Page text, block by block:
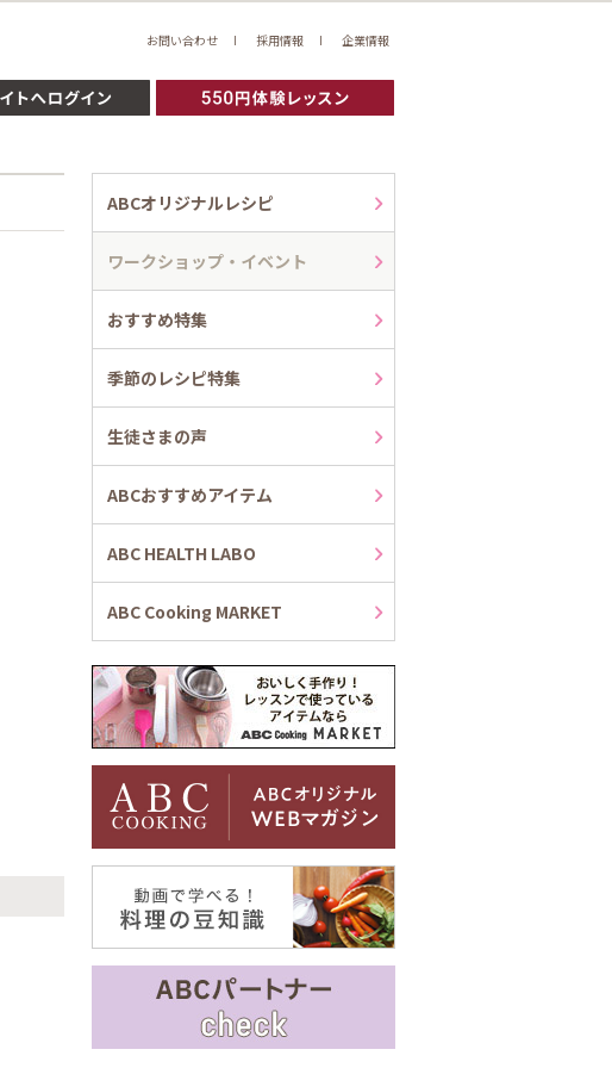
お問い合わせ 採用情報 企業情報
ABCオリジナルレシピ
ワークショップ・イベント
おすすめ特集
季節のレシピ特集
生徒さまの声
ABCおすすめアイテム
ABC HEALTH LABO
ABC Cooking MARKET